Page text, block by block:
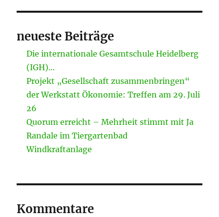
neueste Beiträge
Die internationale Gesamtschule Heidelberg
(IGH)…
Projekt „Gesellschaft zusammenbringen“
der Werkstatt Ökonomie: Treffen am 29. Juli
26
Quorum erreicht – Mehrheit stimmt mit Ja
Randale im Tiergartenbad
Windkraftanlage
Kommentare